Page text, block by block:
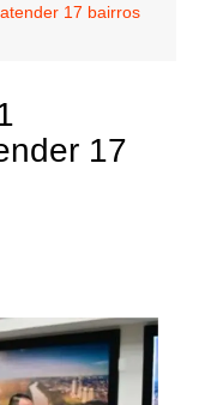
17 bairros
17